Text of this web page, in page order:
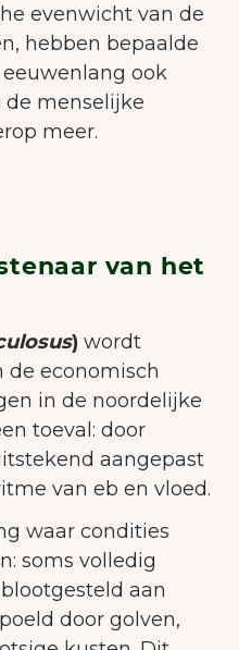
evenwicht van de
hebben bepaalde
ook
menselijke
meer.
van het
) wordt
de economisch
in de noordelijke
toeval: door
aangepast
van eb en vloed.
waar condities
soms volledig
aan
door golven,